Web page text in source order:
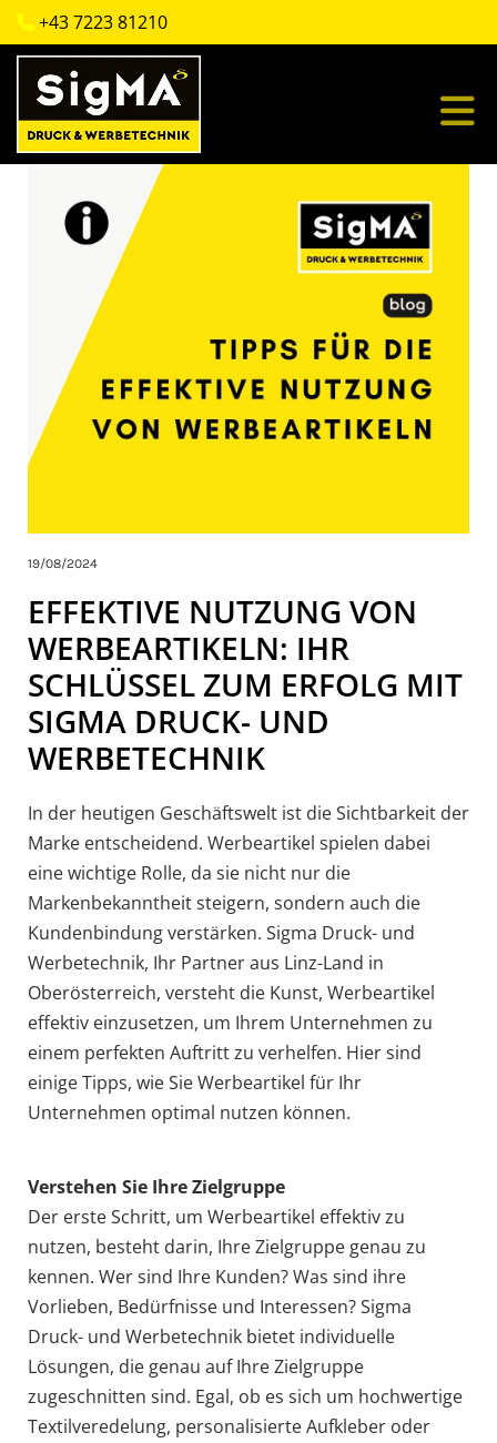
 +43 7223 81210
19/08/2024
EFFEKTIVE NUTZUNG VON
WERBEARTIKELN: IHR
SCHLÜSSEL ZUM ERFOLG MIT
SIGMA DRUCK- UND
WERBETECHNIK
In der heutigen Geschäftswelt ist die Sichtbarkeit der
Marke entscheidend. Werbeartikel spielen dabei
eine wichtige Rolle, da sie nicht nur die
Markenbekanntheit steigern, sondern auch die
Kundenbindung verstärken. Sigma Druck- und
Werbetechnik, Ihr Partner aus Linz-Land in
Oberösterreich, versteht die Kunst, Werbeartikel
effektiv einzusetzen, um Ihrem Unternehmen zu
einem perfekten Auftritt zu verhelfen. Hier sind
einige Tipps, wie Sie Werbeartikel für Ihr
Unternehmen optimal nutzen können.
Verstehen Sie Ihre Zielgruppe
Der erste Schritt, um Werbeartikel effektiv zu
nutzen, besteht darin, Ihre Zielgruppe genau zu
kennen. Wer sind Ihre Kunden? Was sind ihre
Vorlieben, Bedürfnisse und Interessen? Sigma
Druck- und Werbetechnik bietet individuelle
Lösungen, die genau auf Ihre Zielgruppe
zugeschnitten sind. Egal, ob es sich um hochwertige
Textilveredelung, personalisierte Aufkleber oder